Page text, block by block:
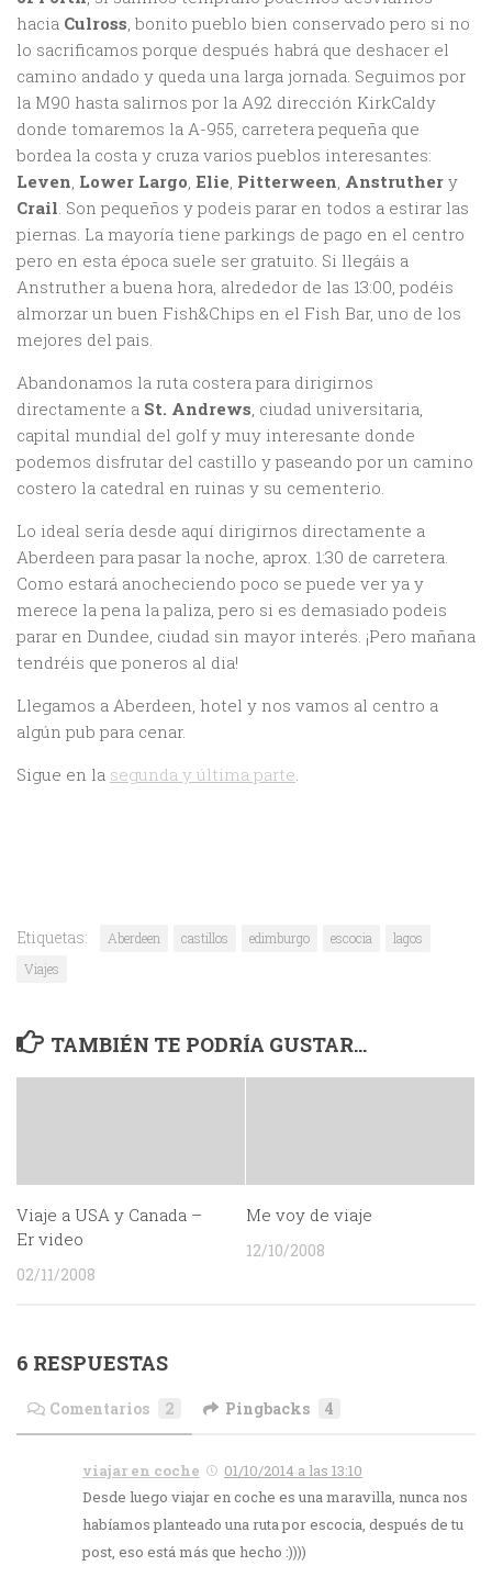
hacia Culross, bonito pueblo bien conservado pero si no
lo sacrificamos porque después habrá que deshacer el
camino andado y queda una larga jornada. Seguimos por
la M90 hasta salirnos por la A92 dirección KirkCaldy
donde tomaremos la A-955, carretera pequeña que
bordea la costa y cruza varios pueblos interesantes:
Leven, Lower Largo, Elie, Pitterween, Anstruther y
Crail. Son pequeños y podeis parar en todos a estirar las
piernas. La mayoría tiene parkings de pago en el centro
pero en esta época suele ser gratuito. Si llegáis a
Anstruther a buena hora, alrededor de las 13:00, podéis
almorzar un buen Fish&Chips en el Fish Bar, uno de los
mejores del pais.
Abandonamos la ruta costera para dirigirnos
directamente a St. Andrews, ciudad universitaria,
capital mundial del golf y muy interesante donde
podemos disfrutar del castillo y paseando por un camino
costero la catedral en ruinas y su cementerio.
Lo ideal sería desde aquí dirigirnos directamente a
Aberdeen para pasar la noche, aprox. 1:30 de carretera.
Como estará anocheciendo poco se puede ver ya y
merece la pena la paliza, pero si es demasiado podeis
parar en Dundee, ciudad sin mayor interés. ¡Pero mañana
tendréis que poneros al dia!
Llegamos a Aberdeen, hotel y nos vamos al centro a
algún pub para cenar.
Sigue en la segunda y última parte.
Etiquetas: Aberdeen castillos edimburgo escocia
lagos
Viajes
TAMBIÉN TE PODRÍA GUSTAR...
Viaje a USA y Canada –
Er video
02/11/2008
Me voy de viaje
12/10/2008
6 RESPUESTAS
Comentarios 2 Pingbacks 4
viajar en coche
01/10/2014 a las 13:10
Desde luego viajar en coche es una maravilla, nunca nos
habíamos planteado una ruta por escocia, después de tu
post, eso está más que hecho :))))